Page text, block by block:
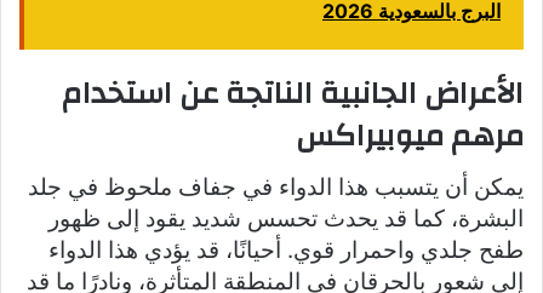
البرج بالسعودية 2026
الأعراض الجانبية الناتجة عن استخدام
مرهم ميوبيراكس
يمكن أن يتسبب هذا الدواء في جفاف ملحوظ في جلد
البشرة، كما قد يحدث تحسس شديد يقود إلى ظهور
طفح جلدي واحمرار قوي. أحيانًا، قد يؤدي هذا الدواء
إلى شعور بالحرقان في المنطقة المتأثرة، ونادرًا ما قد